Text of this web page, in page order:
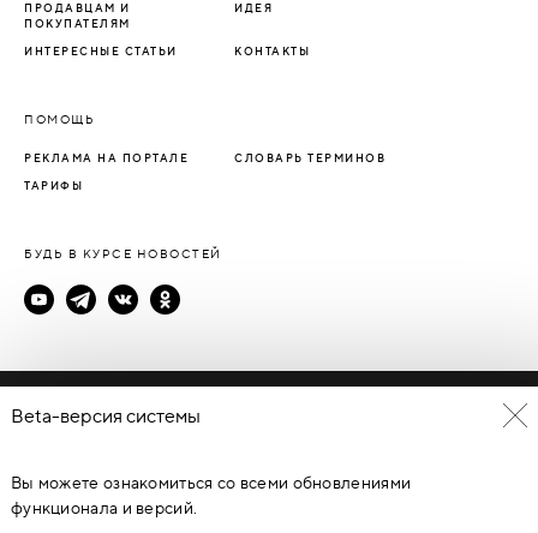
ПРОДАВЦАМ И
ПОКУПАТЕЛЯМ
ИДЕЯ
ИНТЕРЕСНЫЕ СТАТЬИ КОНТАКТЫ
ПОМОЩЬ
РЕКЛАМА НА ПОРТАЛЕ СЛОВАРЬ ТЕРМИНОВ
ТАРИФЫ
БУДЬ В КУРСЕ НОВОСТЕЙ
Политика конфиденциальности
© Каталог дверей - DverProf, 2021-2026Материалы сайта
являются объектами авторского права. Запрещается
копирование, распространение, любое использование
Beta-версия системы
Вы можете ознакомиться со всеми обновлениями
функционала и версий.